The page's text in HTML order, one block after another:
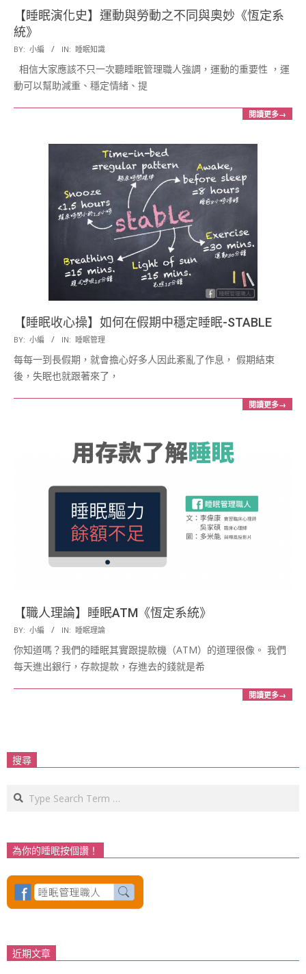
【睡眠演化史】運動與勞動之不同與奧妙《恆定系
統》
2017-
05-
22
BY: 小編 IN: 睡眠知識
相信大家應該不只一次聽睡眠管理職人強調，運動的重要性 ，運
動可以幫助減重、穩定情緒、提
閱讀更多→
【睡眠收心操】如何在假期中穩定睡眠-STABLE
2017-
01-
25
BY: 小編 IN: 睡眠管理
每每一到長假期，就會擔心好多人因此紊亂了作息， 假期結束
後，失眠也就跟著來了，
閱讀更多→
【職人理論】睡眠ATM《恆定系統》
2016-
12-
20
BY: 小編 IN: 睡眠理論
你知道嗎？我們的睡眠其實跟提款機（ATM）的道理很像。 我們
每天進出銀行，存款提款，存進去的錢就是希
閱讀更多→
搜尋
Search
為你的睡眠按個讚！
近期文章